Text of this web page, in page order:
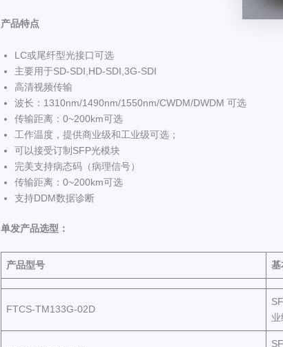
产品特点
LC或尾纤型光接口可选
主要用于SD-SDI,HD-SDI,3G-SDI
高清视频传输
波长：1310nm/1490nm/1550nm/CWDM/DWDM 可选
传输距离：0~200km可选
工作温度，提供商业级和工业级可选；
可以接受订制SFP光模块
完美支持病态码（病理信号）
传输距离：0~200km可选
支持DDM数据诊断
单发产品选型 ：
产品型号 基
FTCS-TM133G-02D
业